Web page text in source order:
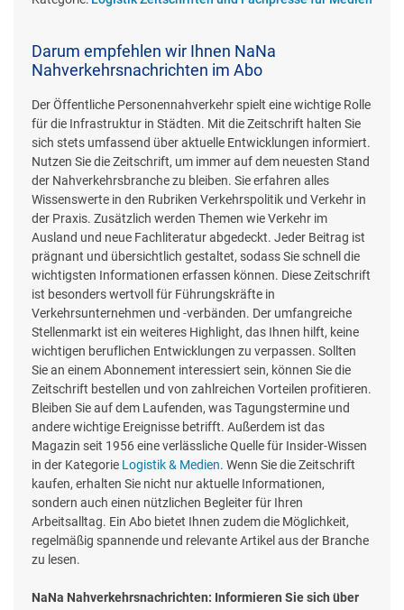
Darum empfehlen wir Ihnen NaNa
Nahverkehrsnachrichten im Abo
Der Öffentliche Personennahverkehr spielt eine wichtige Rolle
für die Infrastruktur in Städten. Mit die Zeitschrift halten Sie
sich stets umfassend über aktuelle Entwicklungen informiert.
Nutzen Sie die Zeitschrift, um immer auf dem neuesten Stand
der Nahverkehrsbranche zu bleiben. Sie erfahren alles
Wissenswerte in den Rubriken Verkehrspolitik und Verkehr in
der Praxis. Zusätzlich werden Themen wie Verkehr im
Ausland und neue Fachliteratur abgedeckt. Jeder Beitrag ist
prägnant und übersichtlich gestaltet, sodass Sie schnell die
wichtigsten Informationen erfassen können. Diese Zeitschrift
ist besonders wertvoll für Führungskräfte in
Verkehrsunternehmen und -verbänden. Der umfangreiche
Stellenmarkt ist ein weiteres Highlight, das Ihnen hilft, keine
wichtigen beruflichen Entwicklungen zu verpassen. Sollten
Sie an einem Abonnement interessiert sein, können Sie die
Zeitschrift bestellen und von zahlreichen Vorteilen profitieren.
Bleiben Sie auf dem Laufenden, was Tagungstermine und
andere wichtige Ereignisse betrifft. Außerdem ist das
Magazin seit 1956 eine verlässliche Quelle für Insider-Wissen
in der Kategorie Logistik & Medien. Wenn Sie die Zeitschrift
kaufen, erhalten Sie nicht nur aktuelle Informationen,
sondern auch einen nützlichen Begleiter für Ihren
Arbeitsalltag. Ein Abo bietet Ihnen zudem die Möglichkeit,
regelmäßig spannende und relevante Artikel aus der Branche
zu lesen.
NaNa Nahverkehrsnachrichten: Informieren Sie sich über